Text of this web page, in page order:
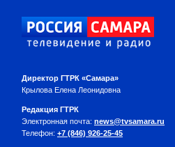
Директор ГТРК «Самара»
Крылова Елена Леонидовна
Редакция ГТРК
Электронная почта: news@tvsamara.ru
Телефон: +7 (846) 926-25-45